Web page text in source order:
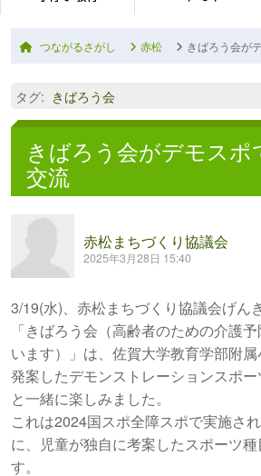
つながるさがし 赤松 きばろう会が
タグ: きばろう会
きばろう会がデモスポ
交流
赤松まちづくり協議会
2025年3月28日 15:40
3/19(水)、赤松まちづくり協議会げん
「きばろう会（高齢者のための介護
います）」は、佐賀大学教育学部附
発案したデモンストレーションスポ
と一緒に楽しみました。
これは2024国スポ全障スポで実施さ
に、児童が独自に考案したスポーツ
す。